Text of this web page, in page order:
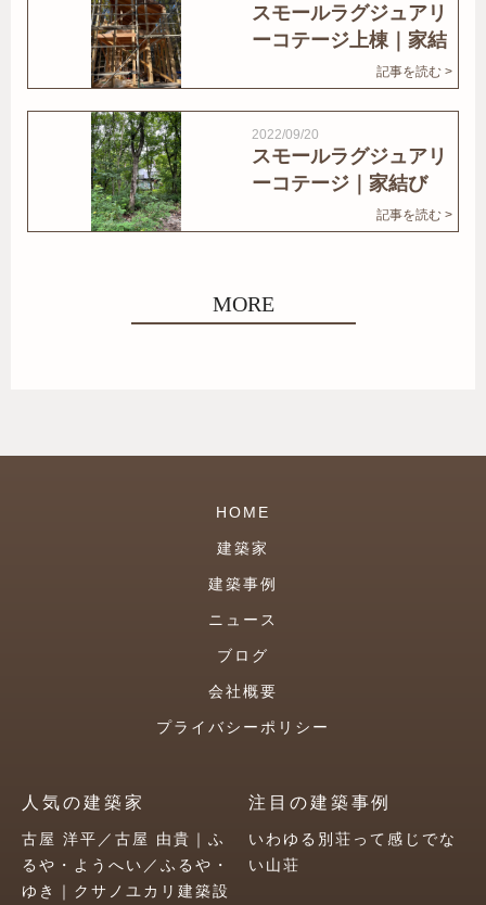
スモールラグジュアリ
ーコテージ上棟｜家結
記事を読む >
2022/09/20
スモールラグジュアリ
ーコテージ｜家結び
記事を読む >
MORE
HOME
建築家
建築事例
ニュース
ブログ
会社概要
プライバシーポリシー
人気の建築家
古屋 洋平／古屋 由貴｜ふ
るや・ようへい／ふるや・
ゆき｜クサノユカリ建築設
注目の建築事例
いわゆる別荘って感じでな
い山荘